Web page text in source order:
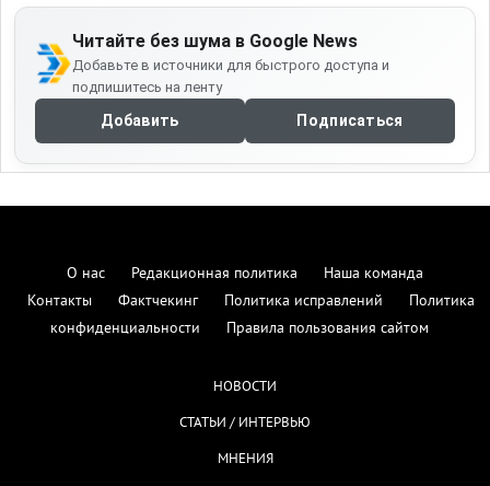
Читайте без шума в Google News
Добавьте в источники для быстрого доступа и
подпишитесь на ленту
Добавить Подписаться
О нас Редакционная политика
Наша команда
Контакты
Фактчекинг Политика исправлений
Политика
конфиденциальности
Правила пользования сайтом
НОВОСТИ
СТАТЬИ / ИНТЕРВЬЮ
МНЕНИЯ